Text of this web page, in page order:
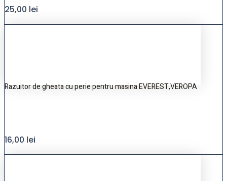
25,00 lei
Razuitor de gheata cu perie pentru masina EVEREST,VEROPA
16,00 lei